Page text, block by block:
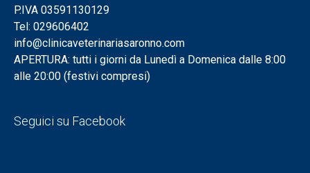
P.IVA 03591130129
Tel: 029606402
info@clinicaveterinariasaronno.com
APERTURA: tutti i giorni da Lunedì a Domenica dalle 8:00
alle 20:00 (festivi compresi)
Seguici su Facebook